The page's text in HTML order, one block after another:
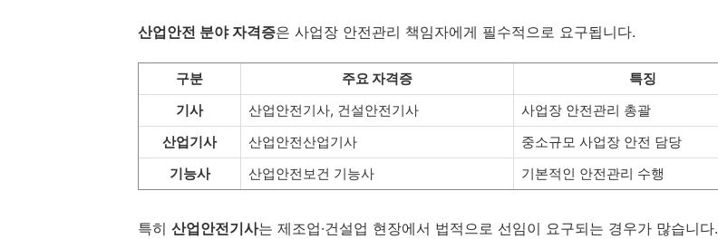
산업안전 분야 자격증은 사업장 안전관리 책임자에게 필수적으로 요구됩니다.
구분 주요 자격증
특징
기사
산업안전기사, 건설안전기사
사업장 안전관리 총괄
산업기사
산업안전산업기사
중소규모 사업장 안전 담당
기능사
산업안전보건 기능사 기본적인 안전관리 수행
특히 산업안전기사는 제조업·건설업 현장에서 법적으로 선임이 요구되는 경우가 많습니다.